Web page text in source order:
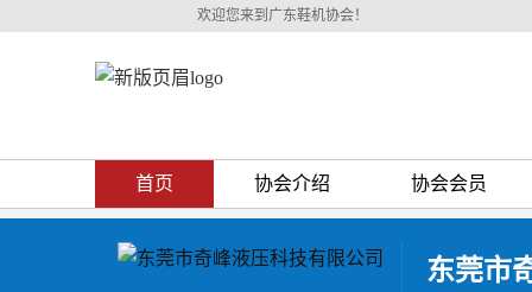
欢迎您来到广东鞋机协会！
首页 协会介绍 协会会员
东莞市